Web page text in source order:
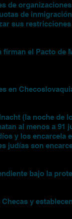
de
de
sus
el Pacto
en
(la noche de
al menos a
y los
judías son
bajo la
y